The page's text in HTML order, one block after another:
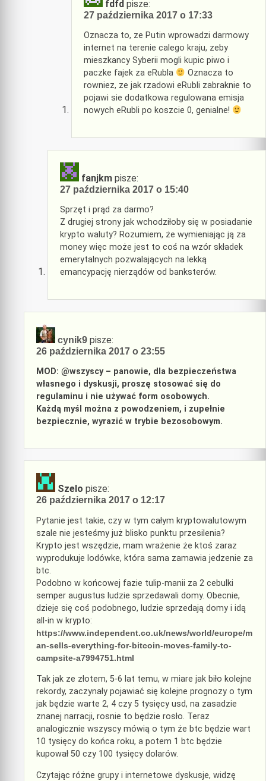
fdfd pisze:
27 października 2017 o 17:33
Oznacza to, ze Putin wprowadzi darmowy
internet na terenie calego kraju, zeby
mieszkancy Syberii mogli kupic piwo i
paczke fajek za eRubla
Oznacza to
rowniez, ze jak rzadowi eRubli zabraknie to
pojawi sie dodatkowa regulowana emisja
nowych eRubli po koszcie 0, genialne!
fanjkm pisze:
27 października 2017 o 15:40
Sprzęt i prąd za darmo?
Z drugiej strony jak wchodziłoby się w posiadanie
krypto waluty? Rozumiem, że wymieniając ją za
money więc może jest to coś na wzór składek
emerytalnych pozwalających na lekką
emancypację nierządów od banksterów.
cynik9 pisze:
26 października 2017 o 23:55
MOD: @wszyscy – panowie, dla bezpieczeństwa
własnego i dyskusji, proszę stosować się do
regulaminu i nie używać form osobowych.
Każdą myśl można z powodzeniem, i zupełnie
bezpiecznie, wyrazić w trybie bezosobowym.
Szelo pisze:
26 października 2017 o 12:17
Pytanie jest takie, czy w tym całym kryptowalutowym
szale nie jesteśmy już blisko punktu przesilenia?
Krypto jest wszędzie, mam wrażenie że ktoś zaraz
wyprodukuje lodówke, która sama zamawia jedzenie za
btc.
Podobno w końcowej fazie tulip-manii za 2 cebulki
semper augustus ludzie sprzedawali domy. Obecnie,
dzieje się coś podobnego, ludzie sprzedają domy i idą
all-in w krypto:
https://www.independent.co.uk/news/world/europe/m
an-sells-everything-for-bitcoin-moves-family-to-
campsite-a7994751.html
Tak jak ze złotem, 5-6 lat temu, w miare jak biło kolejne
rekordy, zaczynały pojawiać się kolejne prognozy o tym
jak będzie warte 2, 4 czy 5 tysięcy usd, na zasadzie
znanej narracji, rosnie to będzie rosło. Teraz
analogicznie wszyscy mówią o tym że btc będzie wart
10 tysięcy do końca roku, a potem 1 btc będzie
kupował 50 czy 100 tysięcy dolarów.
Czytając różne grupy i internetowe dyskusje, widzę